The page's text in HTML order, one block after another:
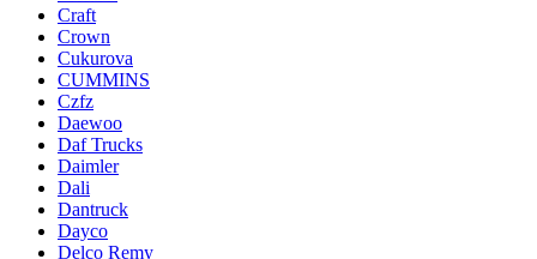
Craft
Crown
Cukurova
CUMMINS
Czfz
Daewoo
Daf Trucks
Daimler
Dali
Dantruck
Dayco
Delco Remy